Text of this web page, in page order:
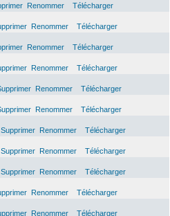
Renommer
Télécharger
Renommer
Télécharger
Renommer
Télécharger
Renommer
Télécharger
Renommer
Télécharger
Renommer
Télécharger
Supprimer Renommer
Télécharger
Supprimer Renommer
Télécharger
Supprimer Renommer
Télécharger
Renommer
Télécharger
Renommer Télécharger